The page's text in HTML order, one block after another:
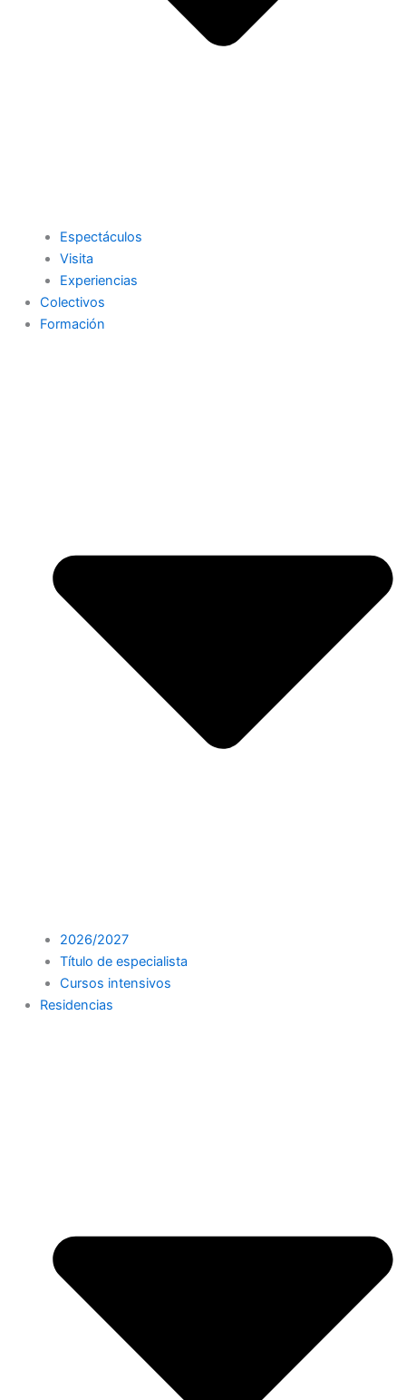
Espectáculos
Visita
Experiencias
Colectivos
Formación
2026/2027
Título de especialista
Cursos intensivos
Residencias